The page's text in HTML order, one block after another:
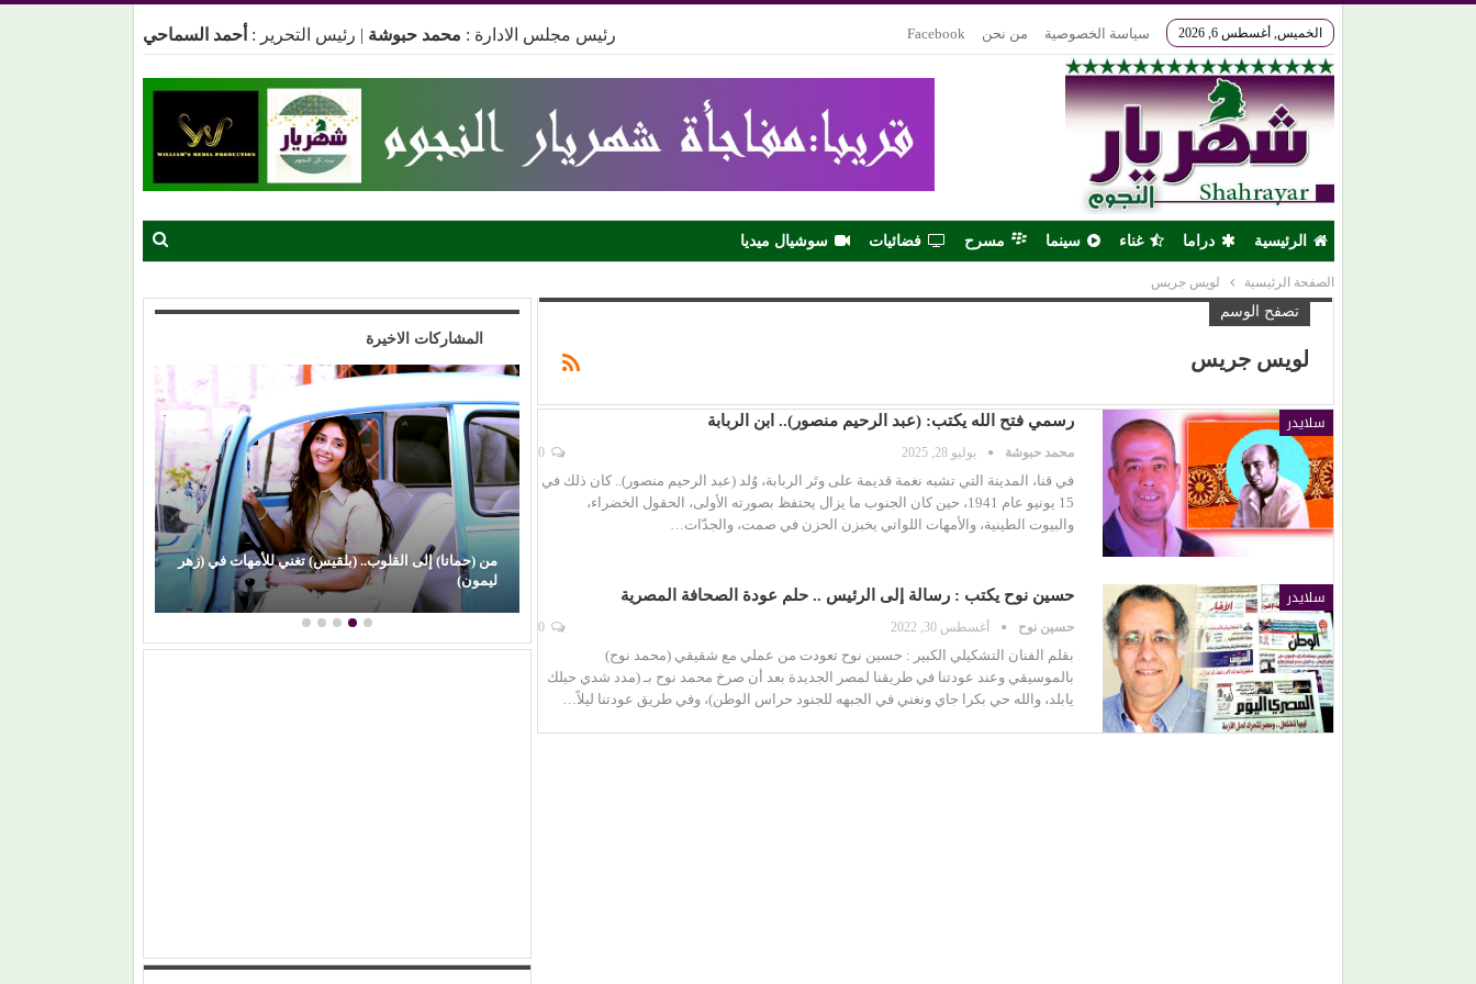
الخميس, أغسطس 6, 2026 سياسة الخصوصية من نحن Facebook رئيس مجلس الادارة : محمد حبوشة | رئيس التحرير : أحمد السماحي
الرئيسية دراما غناء سينما مسرح فضائيات سوشيال ميديا
الصفحة الرئيسية لويس جريس
تصفح الوسم
لويس جريس
سلايدر رسمي فتح الله يكتب: (عبد الرحيم منصور).. ابن الربابة
محمد حبوشة يوليو 28, 2025
في قنا، المدينة التي تشبه نغمة قديمة على وتَر الربابة، وُلد (عبد الرحيم منصور).. كان ذلك في
15 يونيو عام 1941، حين كان الجنوب ما يزال يحتفظ بصورته الأولى، الحقول الخضراء،
والبيوت الطينية، والأمهات اللواتي يخبزن الحزن في صمت، والجدّات…
سلايدر حسين نوح يكتب : رسالة إلى الرئيس .. حلم عودة الصحافة المصرية
حسين نوح أغسطس 30, 2022
بقلم الفنان التشكيلي الكبير : حسين نوح تعودت من عملي مع شقيقي (محمد نوح)
بالموسيقي وعند عودتنا في طريقنا لمصر الجديدة بعد أن صرخ محمد نوح بـ (مدد شدي حيلك
يابلد، والله حي بكرا جاي ونغني في الجبهه للجنود حراس الوطن)، وفي طريق عودتنا ليلاً…
المشاركات الاخيرة
(مصطفى النجار) يحرك المياه الراكدة.. لماذا اكتفينا
من (حمانا) إلى القلوب.. (بلقيس) تغني للأمهات في (زهر
ليمون)